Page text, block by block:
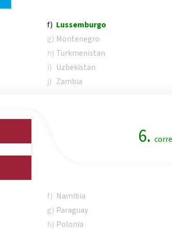
f) Lussemburgo
g) Montenegro
h) Turkmenistan
i) Uzbekistan
j) Zambia
6.
f) Namibia
g) Paraguay
h) Polonia